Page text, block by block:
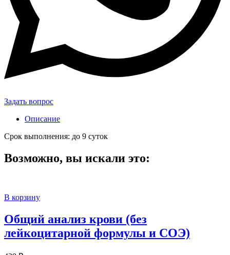
Задать вопрос
Описание
Срок выполнения: до 9 суток
Возможно, вы искали это:
В корзину
Общий анализ крови (без
лейкоцитарной формулы и СОЭ)